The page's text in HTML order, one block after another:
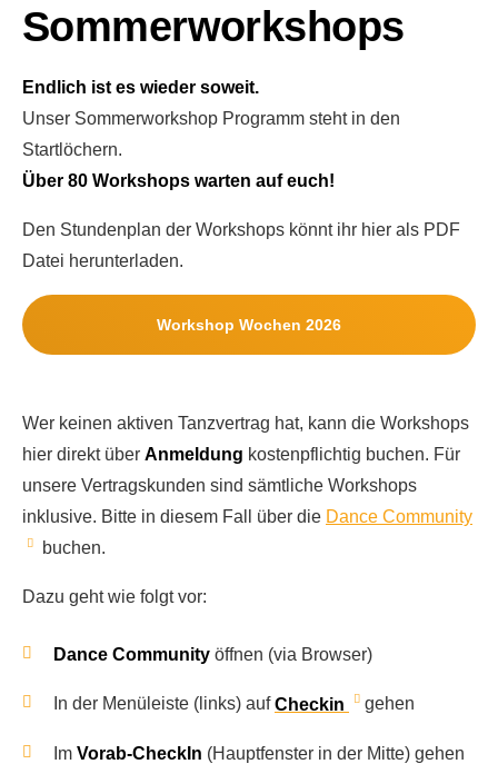
Sommerworkshops
Endlich ist es wieder soweit.
Unser Sommerworkshop Programm steht in den
Startlöchern.
Über 80 Workshops warten auf euch!
Den Stundenplan der Workshops könnt ihr hier als PDF
Datei herunterladen.
Workshop Wochen 2026
Wer keinen aktiven Tanzvertrag hat, kann die Workshops
hier direkt über Anmeldung kostenpflichtig buchen. Für
unsere Vertragskunden sind sämtliche Workshops
inklusive. Bitte in diesem Fall über die Dance Community
buchen.
Dazu geht wie folgt vor:
Dance Community öffnen (via Browser)
In der Menüleiste (links) aufCheckin gehen
Im Vorab-CheckIn (Hauptfenster in der Mitte) gehen